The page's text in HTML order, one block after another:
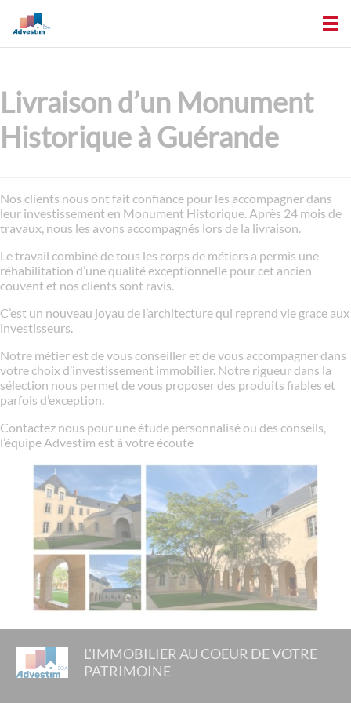
Livraison d’un Monument
Historique à Guérande
Nos clients nous ont fait confiance pour les accompagner dans
leur investissement en Monument Historique. Après 24 mois de
travaux, nous les avons accompagnés lors de la livraison.
Le travail combiné de tous les corps de métiers a permis une
réhabilitation d’une qualité exceptionnelle pour cet ancien
couvent et nos clients sont ravis.
C’est un nouveau joyau de l’architecture qui reprend vie grace aux
investisseurs.
Notre métier est de vous conseiller et de vous accompagner dans
votre choix d’investissement immobilier. Notre rigueur dans la
sélection nous permet de vous proposer des produits fiables et
parfois d’exception.
Contactez nous pour une étude personnalisé ou des conseils,
l’équipe Advestim est à votre écoute
L'IMMOBILIER AU COEUR DE VOTRE
PATRIMOINE